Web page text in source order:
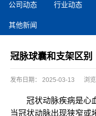
公司动态 行业动态
其他新闻
冠脉球囊和支架区别
发布日期： 2025-03-13 浏览
冠状动脉疾病是心
当冠状动脉出现狭窄或